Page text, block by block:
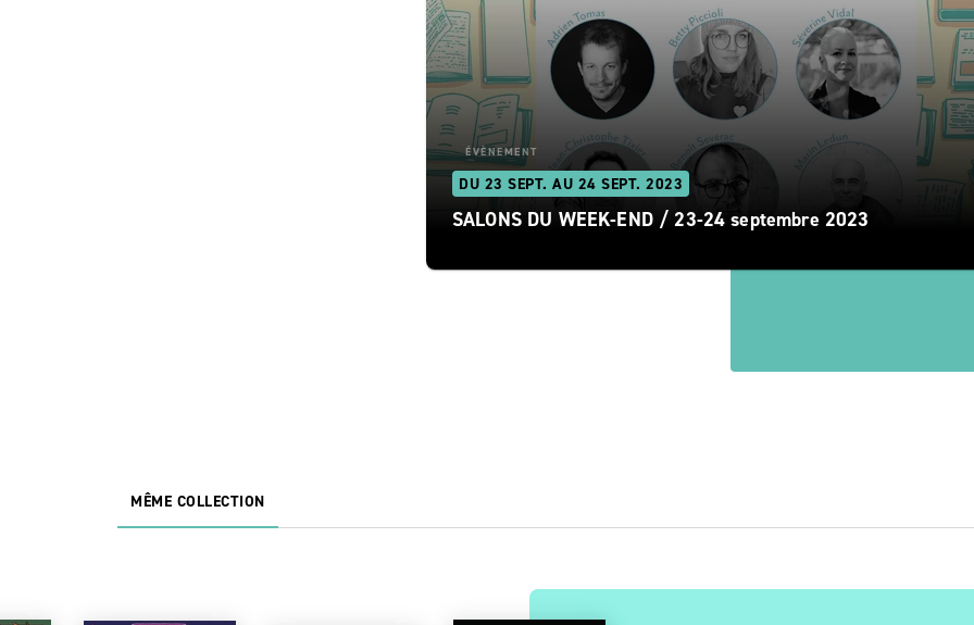
ÉVÈNEMENT
DU 23 SEPT. AU 24 SEPT. 2023
SALONS DU WEEK-END / 23-24 septembre 2023
MÊME COLLECTION